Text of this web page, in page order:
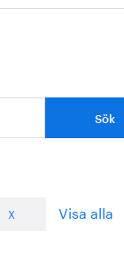
Visa alla